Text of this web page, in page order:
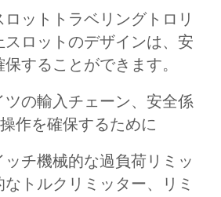
ロットトラベリングトロリ
ロットのデザインは、安
することができます。
ツの輸入チェーン、安全係
作を確保するために
ッチ機械的な過負荷リミッ
トルクリミッター、リミ